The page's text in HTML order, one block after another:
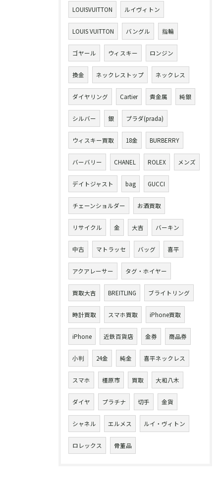
LOUISVUITTON ルイヴィトン
LOUIS VUITTON バングル 指輪
ゴヤール ウィスキー ロンジン
換金 ネックレストップ ネックレス
ダイヤリング Cartier 貴金属 純銀
シルバー 銀 プラダ(prada)
ウィスキー買取 18金 BURBERRY
バーバリー CHANEL ROLEX メンズ
デイトジャスト bag GUCCI
チェーンショルダー お酒買取
リサイクル 金 大吉 バーキン
中古 マトラッセ バッグ 喜平
アクアレーサー タグ・ホイヤー
買取大吉 BREITLING ブライトリング
時計買取 スマホ買取 iPhone買取
iPhone 近鉄百貨店 金券 商品券
小判 24金 純金 喜平ネックレス
スマホ 橿原市 買取 大和八木
ダイヤ プラチナ 切手 金貨
シャネル エルメス ルイ・ヴィトン
ロレックス 骨董品